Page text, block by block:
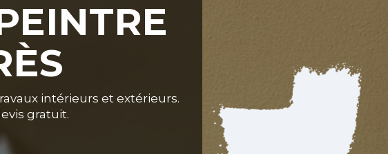
intérieurs et extérieurs.
gratuit.